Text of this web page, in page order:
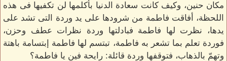
مكان حنين، وكيف كانت سعادة الدنيا بأكلمها لن تكفيها فى هذه
اللحظة، أفاقت فاطمة من شرودها على يد وردة التى تشد على
يدها، نظرت لها فاطمة فبادلتها وردة نظرات عطف وحزن،
فوردة تعلم بما تشعر به فاطمة، تبتسم لها فاطمة إبتسامة باهتة
وتهمّ بالذهاب، فتوقفها وردة قائلة: رايحة فين يا فاطمة؟